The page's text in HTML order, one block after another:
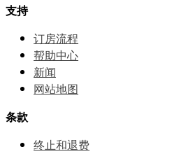
支持
订房流程
帮助中⼼
新闻
网站地图
条款
终止和退费